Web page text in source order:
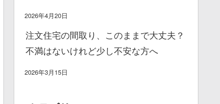
2026年4月20日
注文住宅の間取り、このままで大丈夫？
不満はないけれど少し不安な方へ
2026年3月15日